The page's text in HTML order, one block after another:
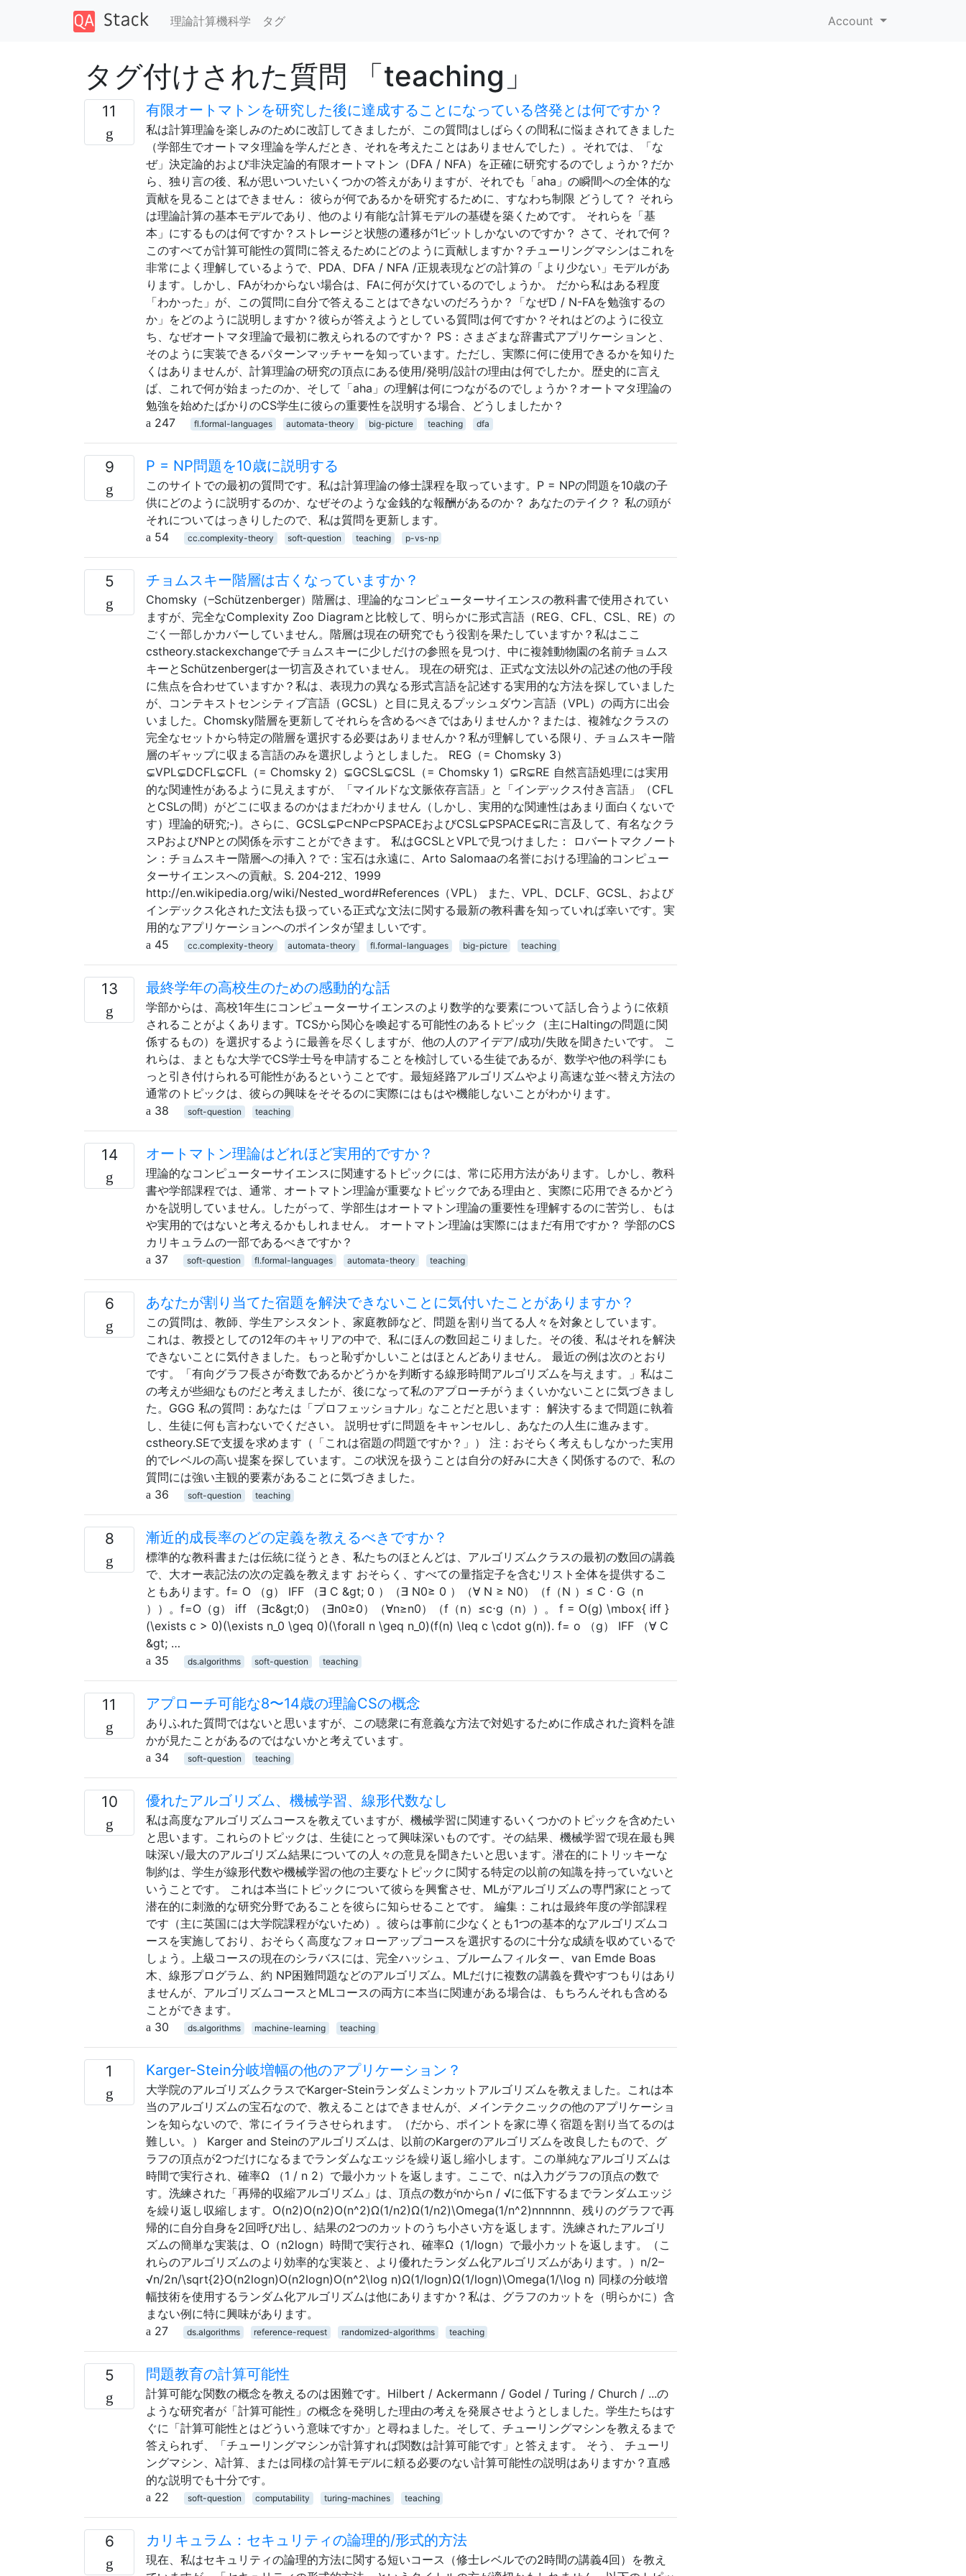
理論計算機科学 タグ Account
タグ付けされた質問 「teaching」
11 有限オートマトンを研究した後に達成することになっている啓発とは何ですか？
私は計算理論を楽しみのために改訂してきましたが、この質問はしばらくの間私に悩まされてきました
（学部生でオートマタ理論を学んだとき、それを考えたことはありませんでした）。それでは、「な
ぜ」決定論的および非決定論的有限オートマトン（DFA / NFA）を正確に研究するのでしょうか？だか
ら、独り言の後、私が思いついたいくつかの答えがありますが、それでも「aha」の瞬間への全体的な
貢献を見ることはできません： 彼らが何であるかを研究するために、すなわち制限 どうして？ それら
は理論計算の基本モデルであり、他のより有能な計算モデルの基礎を築くためです。 それらを「基
本」にするものは何ですか？ストレージと状態の遷移が1ビットしかないのですか？ さて、それで何？
このすべてが計算可能性の質問に答えるためにどのように貢献しますか？チューリングマシンはこれを
非常によく理解しているようで、PDA、DFA / NFA /正規表現などの計算の「より少ない」モデルがあ
ります。しかし、FAがわからない場合は、FAに何が欠けているのでしょうか。 だから私はある程度
「わかった」が、この質問に自分で答えることはできないのだろうか？「なぜD / N-FAを勉強するの
か」をどのように説明しますか？彼らが答えようとしている質問は何ですか？それはどのように役立
ち、なぜオートマタ理論で最初に教えられるのですか？ PS：さまざまな辞書式アプリケーションと、
そのように実装できるパターンマッチャーを知っています。ただし、実際に何に使用できるかを知りた
くはありませんが、計算理論の研究の頂点にある使用/発明/設計の理由は何でしたか。歴史的に言え
ば、これで何が始まったのか、そして「aha」の理解は何につながるのでしょうか？オートマタ理論の
勉強を始めたばかりのCS学生に彼らの重要性を説明する場合、どうしましたか？
247
fl.formal-languages automata-theory big-picture teaching dfa
9 P = NP問題を10歳に説明する
このサイトでの最初の質問です。私は計算理論の修士課程を取っています。P = NPの問題を10歳の子
供にどのように説明するのか、なぜそのような金銭的な報酬があるのか​​？ あなたのテイク？ 私の頭が
それについてはっきりしたので、私は質問を更新します。
54
cc.complexity-theory soft-question teaching p-vs-np
5 チョムスキー階層は古くなっていますか？
Chomsky（–Schützenberger）階層は、理論的なコンピューターサイエンスの教科書で使用されてい
ますが、完全なComplexity Zoo Diagramと比較して、明らかに形式言語（REG、CFL、CSL、RE）の
ごく一部しかカバーしていません。階層は現在の研究でもう役割を果たしていますか？私はここ
cstheory.stackexchangeでチョムスキーに少しだけの参照を見つけ、中に複雑動物園の名前チョムス
キーとSchützenbergerは一切言及されていません。 現在の研究は、正式な文法以外の記述の他の手段
に焦点を合わせていますか？私は、表現力の異なる形式言語を記述する実用的な方法を探していました
が、コンテキストセンシティブ言語（GCSL）と目に見えるプッシュダウン言語（VPL）の両方に出会
いました。Chomsky階層を更新してそれらを含めるべきではありませんか？または、複雑なクラスの
完全なセットから特定の階層を選択する必要はありませんか？私が理解している限り、チョムスキー階
層のギャップに収まる言語のみを選択しようとしました。 REG（= Chomsky 3）
⊊VPL⊊DCFL⊊CFL（= Chomsky 2）⊊GCSL⊊CSL（= Chomsky 1）⊊R⊊RE 自然言語処理には実用
的な関連性があるように見えますが、「マイルドな文脈依存言語」と「インデックス付き言語」（CFL
とCSLの間）がどこに収まるのかはまだわかりません（しかし、実用的な関連性はあまり面白くないで
す）理論的研究;-)。さらに、GCSL⊊P⊂NP⊂PSPACEおよびCSL⊊PSPACE⊊Rに言及して、有名なクラ
スPおよびNPとの関係を示すことができます。 私はGCSLとVPLで見つけました： ロバートマクノート
ン：チョムスキー階層への挿入？で：宝石は永遠に、Arto Salomaaの名誉における理論的コンピュー
ターサイエンスへの貢献。S. 204-212、1999
http://en.wikipedia.org/wiki/Nested_word#References（VPL） また、VPL、DCLF、GCSL、および
インデックス化された文法も扱っている正式な文法に関する最新の教科書を知っていれば幸いです。実
用的なアプリケーションへのポインタが望ましいです。
45
cc.complexity-theory automata-theory fl.formal-languages big-picture teaching
13 最終学年の高校生のための感動的な話
学部からは、高校1年生にコンピューターサイエンスのより数学的な要素について話し合うように依頼
されることがよくあります。TCSから関心を喚起する可能性のあるトピック（主にHaltingの問題に関
係するもの）を選択するように最善を尽くしますが、他の人のアイデア/成功/失敗を聞きたいです。 こ
れらは、まともな大学でCS学士号を申請することを検討している生徒であるが、数学や他の科学にも
っと引き付けられる可能性があるということです。最短経路アルゴリズムやより高速な並べ替え方法の
通常のトピックは、彼らの興味をそそるのに実際にはもはや機能しないことがわかります。
38
soft-question teaching
14 オートマトン理論はどれほど実用的ですか？
理論的なコンピューターサイエンスに関連するトピックには、常に応用方法があります。しかし、教科
書や学部課程では、通常、オートマトン理論が重要なトピックである理由と、実際に応用できるかどう
かを説明していません。したがって、学部生はオートマトン理論の重要性を理解するのに苦労し、もは
や実用的ではないと考えるかもしれません。 オートマトン理論は実際にはまだ有用ですか？ 学部のCS
カリキュラムの一部であるべきですか？
37
soft-question fl.formal-languages automata-theory teaching
6 あなたが割り当てた宿題を解決できないことに気付いたことがありますか？
この質問は、教師、学生アシスタント、家庭教師など、問題を割り当てる人々を対象としています。
これは、教授としての12年のキャリアの中で、私にほんの数回起こりました。その後、私はそれを解決
できないことに気付きました。もっと恥ずかしいことはほとんどありません。 最近の例は次のとおり
です。「有向グラフ長さが奇数であるかどうかを判断する線形時間アルゴリズムを与えます。」私はこ
の考えが些細なものだと考えましたが、後になって私のアプローチがうまくいかないことに気づきまし
た。GGG 私の質問：あなたは「プロフェッショナル」なことだと思います： 解決するまで問題に執着
し、生徒に何も言わないでください。 説明せずに問題をキャンセルし、あなたの人生に進みます。
cstheory.SEで支援を求めます（「これは宿題の問題ですか？」） 注：おそらく考えもしなかった実用
的でレベルの高い提案を探しています。この状況を扱うことは自分の好みに大きく関係するので、私の
質問には強い主観的要素があることに気づきました。
36
soft-question teaching
8 漸近的成長率のどの定義を教えるべきですか？
標準的な教科書または伝統に従うとき、私たちのほとんどは、アルゴリズムクラスの最初の数回の講義
で、大オー表記法の次の定義を教えます おそらく、すべての量指定子を含むリスト全体を提供するこ
ともあります。f= O （g） IFF （∃ C &gt; 0 ）（∃ N0≥ 0 ）（∀ N ≥ N0）（f（N ）≤ C ⋅ G（n
））。f=O（g） iff （∃c&gt;0）（∃n0≥0）（∀n≥n0）（f（n）≤c⋅g（n））。 f = O(g) \mbox{ iff }
(\exists c > 0)(\exists n_0 \geq 0)(\forall n \geq n_0)(f(n) \leq c \cdot g(n)). f= o （g） IFF （∀ C
&gt; …
35
ds.algorithms soft-question teaching
11 アプローチ可能な8〜14歳の理論CSの概念
ありふれた質問ではないと思いますが、この聴衆に有意義な方法で対処するために作成された資料を誰
かが見たことがあるのではないかと考えています。
34
soft-question teaching
10 優れたアルゴリズム、機械学習、線形代数なし
私は高度なアルゴリズムコースを教えていますが、機械学習に関連するいくつかのトピックを含めたい
と思います。これらのトピックは、生徒にとって興味深いものです。その結果、機械学習で現在最も興
味深い/最大のアルゴリズム結果についての人々の意見を聞きたいと思います。潜在的にトリッキーな
制約は、学生が線形代数や機械学習の他の主要なトピックに関する特定の以前の知識を持っていないと
いうことです。 これは本当にトピックについて彼らを興奮させ、MLがアルゴリズムの専門家にとって
潜在的に刺激的な研究分野であることを彼らに知らせることです。 編集：これは最終年度の学部課程
です（主に英国には大学院課程がないため）。彼らは事前に少なくとも1つの基本的なアルゴリズムコ
ースを実施しており、おそらく高度なフォローアップコースを選択するのに十分な成績を収めているで
しょう。上級コースの現在のシラバスには、完全ハッシュ、ブルームフィルター、van Emde Boas
木、線形プログラム、約 NP困難問題などのアルゴリズム。MLだけに複数の講義を費やすつもりはあり
ませんが、アルゴリズムコースとMLコースの両方に本当に関連がある場合は、もちろんそれも含める
ことができます。
30
ds.algorithms machine-learning teaching
1 Karger-Stein分岐増幅の他のアプリケーション？
大学院のアルゴリズムクラスでKarger-Steinランダムミンカットアルゴリズムを教えました。これは本
当のアルゴリズムの宝石なので、教えることはできませんが、メインテクニックの他のアプリケーショ
ンを知らないので、常にイライラさせられます。（だから、ポイントを家に導く宿題を割り当てるのは
難しい。） Karger and Steinのアルゴリズムは、以前のKargerのアルゴリズムを改良したもので、グ
ラフの頂点が2つだけになるまでランダムなエッジを繰り返し縮小します。この単純なアルゴリズムは
時間で実行され、確率Ω （1 / n 2）で最小カットを返します。ここで、nは入力グラフの頂点の数で
す。洗練された「再帰的収縮アルゴリズム」は、頂点の数がnからn / √に低下するまでランダムエッジ
を繰り返し収縮します。O(n2)O(n2)O(n^2)Ω(1/n2)Ω(1/n2)\Omega(1/n^2)nnnnnn、残りのグラフで再
帰的に自分自身を2回呼び出し、結果の2つのカットのうち小さい方を返します。洗練されたアルゴリ
ズムの簡単な実装は、O（n2logn）時間で実行され、確率Ω（1/logn）で最小カットを返します。（こ
れらのアルゴリズムのより効率的な実装と、より優れたランダム化アルゴリズムがあります。）n/2–
√n/2n/\sqrt{2}O(n2logn)O(n2log⁡n)O(n^2\log n)Ω(1/logn)Ω(1/log⁡n)\Omega(1/\log n) 同様の分岐増
幅技術を使用するランダム化アルゴリズムは他にありますか？私は、グラフのカットを（明らかに）含
まない例に特に興味があります。
27
ds.algorithms reference-request randomized-algorithms teaching
5 問題教育の計算可能性
計算可能な関数の概念を教えるのは困難です。Hilbert / Ackermann / Godel / Turing / Church / ...の
ような研究者が「計算可能性」の概念を発明した理由の考えを発展させようとしました。学生たちはす
ぐに「計算可能性とはどういう意味ですか」と尋ねました。そして、チューリングマシンを教えるまで
答えられず、「チューリングマシンが計算すれば関数は計算可能です」と答えます。 そう、 チューリ
ングマシン、λ計算、または同様の計算モデルに頼る必要のない計算可能性の説明はありますか？直感
的な説明でも十分です。
22
soft-question computability turing-machines teaching
6 カリキュラム：セキュリティの論理的/形式的方法
現在、私はセキュリティの論理的方法に関する短いコース（修士レベルでの2時間の講義4回）を教え